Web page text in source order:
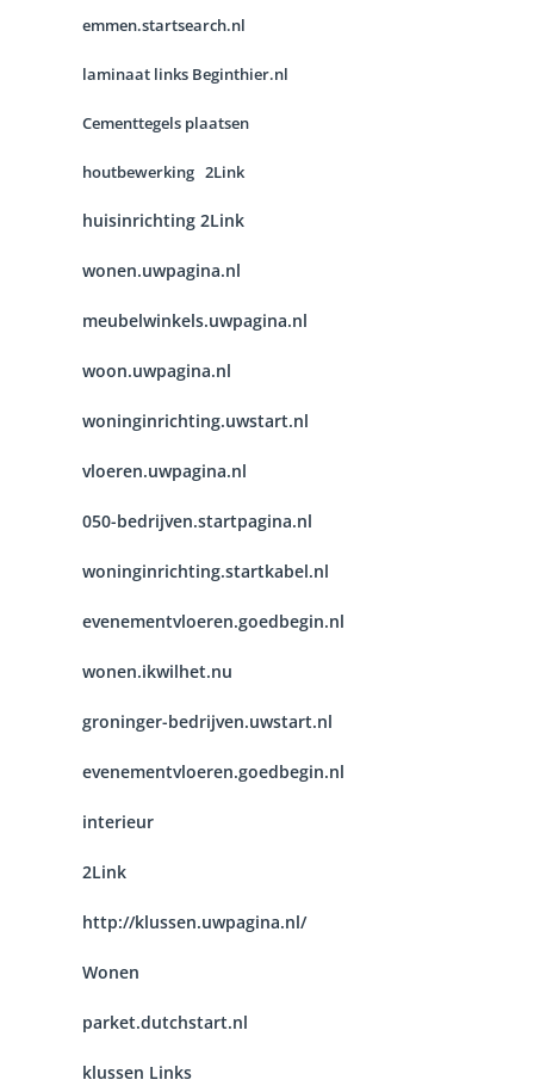
emmen.startsearch.nl
laminaat links Beginthier.nl
Cementtegels plaatsen
houtbewerking 2Link
huisinrichting 2Link
wonen.uwpagina.nl
meubelwinkels.uwpagina.nl
woon.uwpagina.nl
woninginrichting.uwstart.nl
vloeren.uwpagina.nl
050-bedrijven.startpagina.nl
woninginrichting.startkabel.nl
evenementvloeren.goedbegin.nl
wonen.ikwilhet.nu
groninger-bedrijven.uwstart.nl
evenementvloeren.goedbegin.nl
interieur
2Link
http://klussen.uwpagina.nl/
Wonen
parket.dutchstart.nl
klussen Links